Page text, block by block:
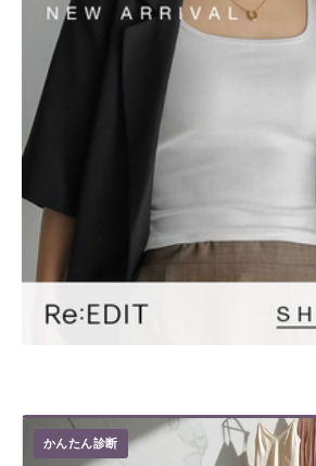
かんたん診断